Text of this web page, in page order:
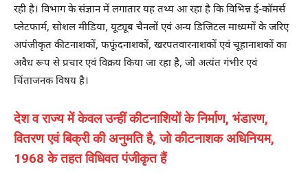
रही है। विभाग के संज्ञान में लगातार यह तथ्य आ रहा है कि विभिन्न ई-कॉमर्स
प्लेटफार्म, सोशल मीडिया, यूट्यूब चैनलों एवं अन्य डिजिटल माध्यमों के जरिए
अपंजीकृत कीटनाशकों, फफूंदनाशकों, खरपतवारनाशकों एवं चूहानाशकों का
अवैध रूप से प्रचार एवं विक्रय किया जा रहा है, जो अत्यंत गंभीर एवं
चिंताजनक विषय है।
देश व राज्य में केवल उन्हीं कीटनाशियों के निर्माण, भंडारण,
वितरण एवं बिक्री की अनुमति है, जो कीटनाशक अधिनियम,
1968 के तहत विधिवत पंजीकृत हैं